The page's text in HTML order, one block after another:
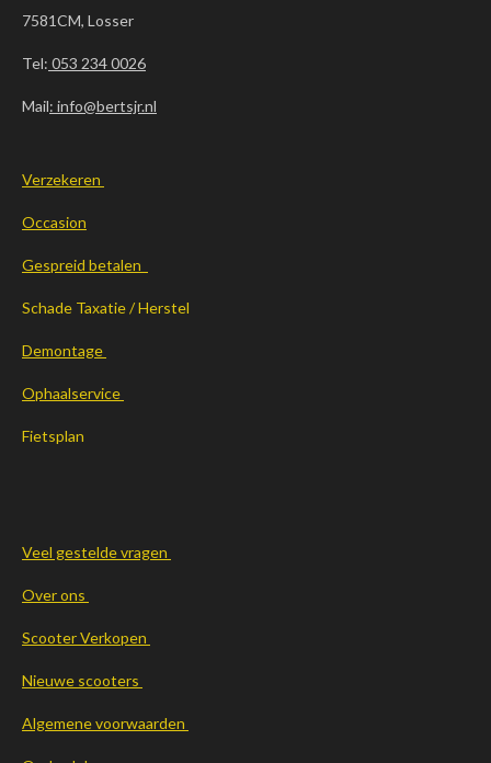
7581CM, Losser
Tel: 053 234 0026
Mail: info@bertsjr.nl
Verzekeren
Occasion
Gespreid betalen
Schade Taxatie / Herstel
Demontage
Ophaalservice
Fietsplan
Veel gestelde vragen
Over ons
Scooter Verkopen
Nieuwe scooters
Algemene voorwaarden